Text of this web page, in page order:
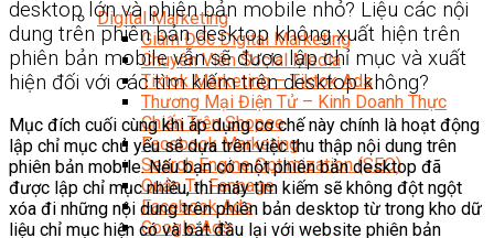
Digital Marketing
Giám Đốc Digital Marketing
Chuyên Viên Social Media
Tiktok Marketing – Tiktok Ads
Thương Mại Điện Tử – Kinh Doanh Thực
Chiến Trên Shopee
Facebook Marketing
Search Engine Optimization (SEO)
Quản Trị Fanpage
Facebook Ads
Google Ads
desktop lớn và phiên bản mobile nhỏ? Liệu các nội
dung trên phiên bản desktop không xuất hiện trên
phiên bản mobile vẫn sẽ được lập chỉ mục và xuất
hiện đối với các tìm kiếm trên desktop không?
Mục đích cuối cùng khi áp dụng cơ chế này chính là hoạt động
lập chỉ mục chủ yếu sẽ dựa trên việc thu thập nội dung trên
phiên bản mobile. Nếu bạn có một phiên bản desktop đã
được lập chỉ mục nhiều, thì máy tìm kiếm sẽ không đột ngột
xóa đi những nội dung trên phiên bản desktop từ trong kho dữ
liệu chỉ mục hiện có và bắt đầu lại với website phiên bản